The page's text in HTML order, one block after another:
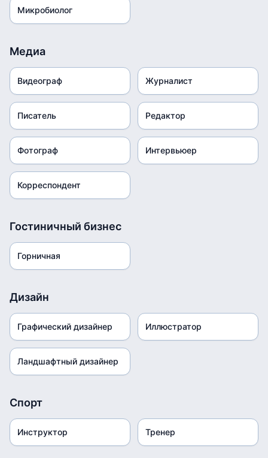
Микробиолог
Медиа
Видеограф Журналист
Писатель Редактор
Фотограф Интервьюер
Корреспондент
Гостиничный бизнес
Горничная
Дизайн
Графический дизайнер Иллюстратор
Ландшафтный дизайнер
Спорт
Инструктор Тренер